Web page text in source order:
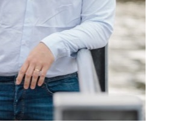
06 77 84 40
Restez